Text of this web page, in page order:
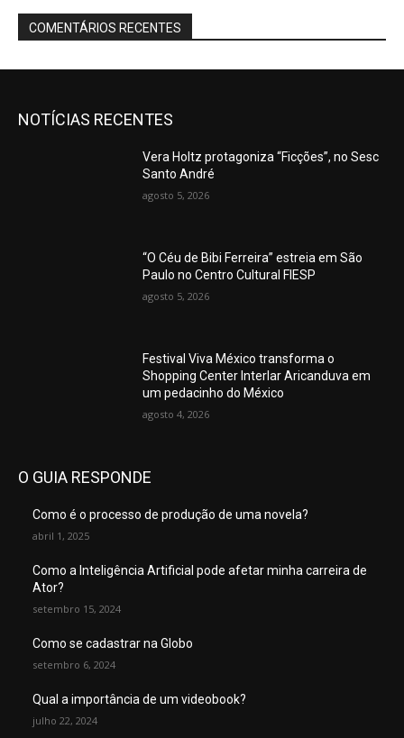
COMENTÁRIOS RECENTES
NOTÍCIAS RECENTES
Vera Holtz protagoniza “Ficções”, no Sesc
Santo André
agosto 5, 2026
“O Céu de Bibi Ferreira” estreia em São
Paulo no Centro Cultural FIESP
agosto 5, 2026
Festival Viva México transforma o
Shopping Center Interlar Aricanduva em
um pedacinho do México
agosto 4, 2026
O GUIA RESPONDE
Como é o processo de produção de uma novela?
abril 1, 2025
Como a Inteligência Artificial pode afetar minha carreira de
Ator?
setembro 15, 2024
Como se cadastrar na Globo
setembro 6, 2024
Qual a importância de um videobook?
julho 22, 2024